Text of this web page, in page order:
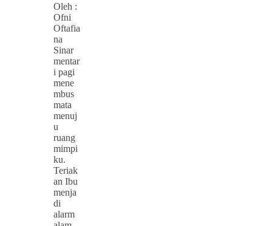
Oleh :
Ofni
Oftafia
na
Sinar
mentar
i pagi
mene
mbus
mata
menuj
u
ruang
mimpi
ku.
Teriak
an Ibu
menja
di
alarm